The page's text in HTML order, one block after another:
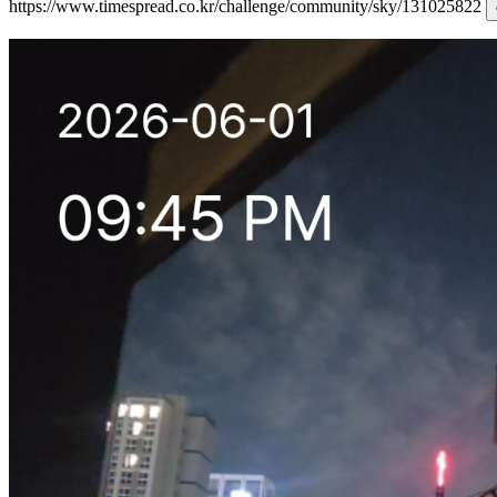
https://www.timespread.co.kr/challenge/community/sky/131025822